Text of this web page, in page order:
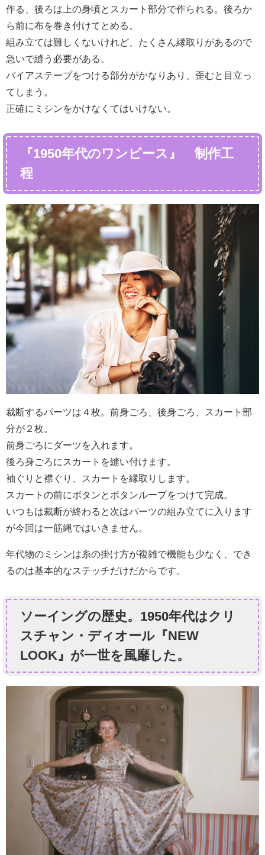
作る、後ろは上の身頃とスカート部分で作られる。後ろか
ら前に布を巻き付けてとめる。
組み立ては難しくないけれど、たくさん縁取りがあるので
急いで縫う必要がある。
バイアステープをつける部分がかなりあり、歪むと目立っ
てしまう。
正確にミシンをかけなくてはいけない。
『1950年代のワンピース』 制作工
程
裁断するパーツは４枚。前身ごろ、後身ごろ、スカート部
分が２枚。
前身ごろにダーツを入れます。
後ろ身ごろにスカートを縫い付けます。
袖ぐりと襟ぐり、スカートを縁取りします。
スカートの前にボタンとボタンループをつけて完成。
いつもは裁断が終わると次はパーツの組み立てに入ります
が今回は一筋縄ではいきません。
年代物のミシンは糸の掛け方が複雑で機能も少なく、でき
るのは基本的なステッチだけだからです。
ソーイングの歴史。1950年代はクリ
スチャン・ディオール『NEW
LOOK』が一世を風靡した。